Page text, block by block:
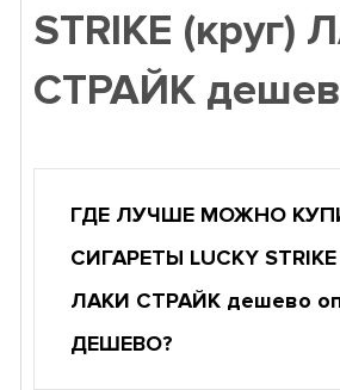
STRIKE (круг)
СТРАЙК
ГДЕ ЛУЧШЕ МОЖНО
СИГАРЕТЫ LUCKY STRIKE
ЛАКИ СТРАЙК дешево
ДЕШЕВО?